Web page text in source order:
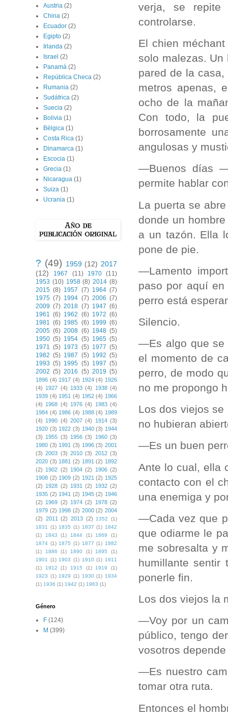
verja, se
controlarse.
El chien
solo malezas.
pared de la
metros apenas,
ocho de la
Con todo, la
borrosamente
angulosas y
—Buenos días
permite hablar
La puerta se
donde un
a un tazón. Ella
pone de pie.
—Lamento
paso por aquí
perro está
Silencio.
—Es algo que se
el momento de
perro, de modo
no me propongo
Los dos viejos
no hubieran
—Es un buen
Ante lo cual, ella
contacto con el
una enemiga y
—Cada vez que
que odiarme le
me sobresalta y
humillante sentir
ponerle fin.
Los dos viejos la
—Voy por un
público, tengo
vosotros
—Es nuestro
tomar otra ruta.
Entonces el
Austria (2)
China (2)
Ecuador (2)
Egipto (2)
Irlanda (2)
Israel (2)
Panamá (2)
República Checa (2)
Rumania (2)
Sudáfrica (2)
Suecia (2)
Bolivia (1)
Bélgica (1)
Costa Rica (1)
Dinamarca (1)
Escocia (1)
Grecia (1)
Nicaragua (1)
Suiza (1)
Ucrania (1)
? (49) 1959 (12) 2017
(12)
1967 (11) 1970 (11)
1953 (10) 1958 (8) 2014 (8)
2015 (8) 1957 (7) 1964 (7)
1975 (7) 1994 (7) 2006 (7)
2009 (7) 2018 (7) 1947 (6)
1961 (6) 1962 (6) 1972 (6)
1981 (6) 1985 (6) 1999 (6)
2005 (6) 2008 (6) 1948 (5)
1950 (5) 1954 (5) 1965 (5)
1971 (5) 1973 (5) 1977 (5)
1982 (5) 1987 (5) 1992 (5)
1993 (5) 1995 (5) 1997 (5)
2002 (5) 2016 (5) 2019 (5)
1896 (4) 1917 (4) 1924 (4) 1926
(4) 1927 (4) 1933 (4) 1938 (4)
1939 (4) 1951 (4) 1952 (4) 1966
(4) 1968 (4) 1976 (4) 1983 (4)
1984 (4) 1986 (4) 1988 (4) 1989
(4) 1990 (4) 2007 (4) 1914 (3)
1920 (3) 1922 (3) 1940 (3) 1944
(3) 1955 (3) 1956 (3) 1960 (3)
1980 (3) 1991 (3) 1996 (3) 2001
(3) 2003 (3) 2010 (3) 2012 (3)
2020 (3) 1881 (2) 1891 (2) 1892
(2) 1902 (2) 1904 (2) 1906 (2)
1908 (2) 1909 (2) 1921 (2) 1925
(2) 1928 (2) 1931 (2) 1932 (2)
1935 (2) 1941 (2) 1945 (2) 1946
(2) 1969 (2) 1974 (2) 1978 (2)
1979 (2) 1998 (2) 2000 (2) 2004
(2) 2011 (2) 2013 (2) 1352
(1)
1831 (1) 1835 (1) 1837 (1) 1842
(1)
1843 (1) 1844 (1) 1869
(1)
1874 (1) 1875 (1) 1877 (1) 1882
(1)
1886 (1) 1890 (1) 1895
(1)
1901 (1) 1903 (1) 1910 (1) 1911
(1)
1912 (1) 1915 (1) 1919
(1)
1923 (1) 1929 (1) 1930 (1) 1934
(1) 1936 (1) 1942 (1) 1963 (1)
Género
F (124)
M (399)